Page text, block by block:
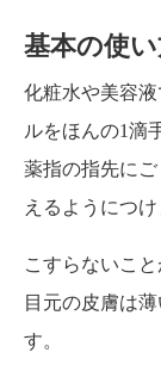
基本の使
化粧水や美容
ルをほんの1滴
薬指の指先に
えるようにつけ
こすらないこと
目元の皮膚は
す。